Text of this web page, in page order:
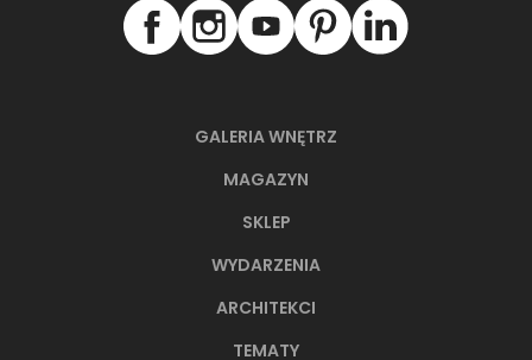
GALERIA WNĘTRZ
MAGAZYN
SKLEP
WYDARZENIA
ARCHITEKCI
TEMATY